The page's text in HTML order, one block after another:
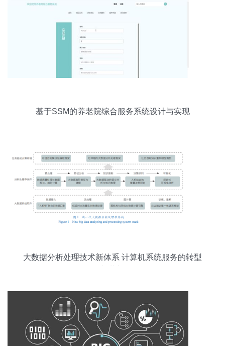
基于SSM的养老院综合服务系统设计与实现
大数据分析处理技术新体系 计算机系统服务的转型